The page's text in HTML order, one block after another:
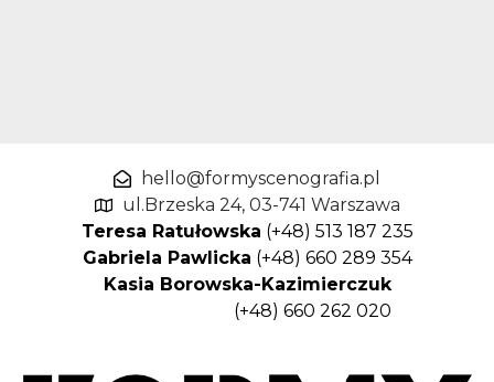
hello@formyscenografia.pl
ul.Brzeska 24, 03-741 Warszawa
Teresa Ratułowska (+48) 513 187 235
Gabriela Pawlicka (+48) 660 289 354
Kasia Borowska-Kazimierczuk
(+48) 660 262 020